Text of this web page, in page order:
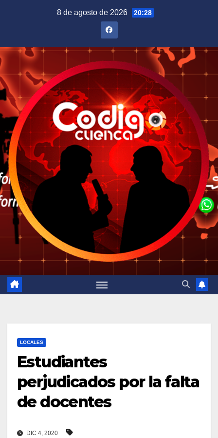
8 de agosto de 2026 20:28
LOCALES
Estudiantes
perjudicados por la falta
de docentes
DIC 4, 2020